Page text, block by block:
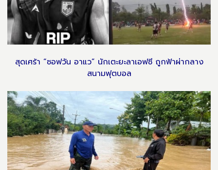
สุดเศร้า “ซอฟวัน อาแว” นักเตะยะลาเอฟซี ถูกฟ้าผ่ากลาง
สนามฟุตบอล